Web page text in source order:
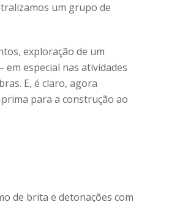
um grupo de
exploração de um
especial nas atividades
E, é claro, agora
para a construção ao
de brita e detonações com